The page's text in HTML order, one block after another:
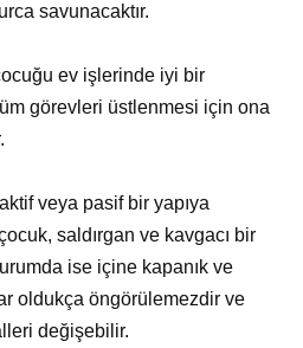
savunacaktır.
ev işlerinde iyi bir
görevleri üstlenmesi için ona
veya pasif bir yapıya
saldırgan ve kavgacı bir
ise içine kapanık ve
oldukça öngörülemezdir ve
değişebilir.